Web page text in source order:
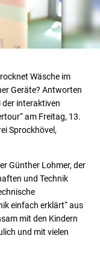
Wäsche im
Geräte? Antworten
der interaktiven
am Freitag, 13.
Sprockhövel,
Günther Lohmer, der
und Technik
einfach erklärt“ aus
mit den Kindern
und mit vielen